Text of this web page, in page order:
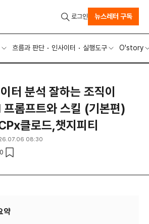
흐름과 판단 인사이터 실행도구 O'story
로그인 뉴스레터 구독
터 분석 잘하는 조직이
롬프트와 스킬 (기본편)
클로드,챗지피티
08:30
0
약